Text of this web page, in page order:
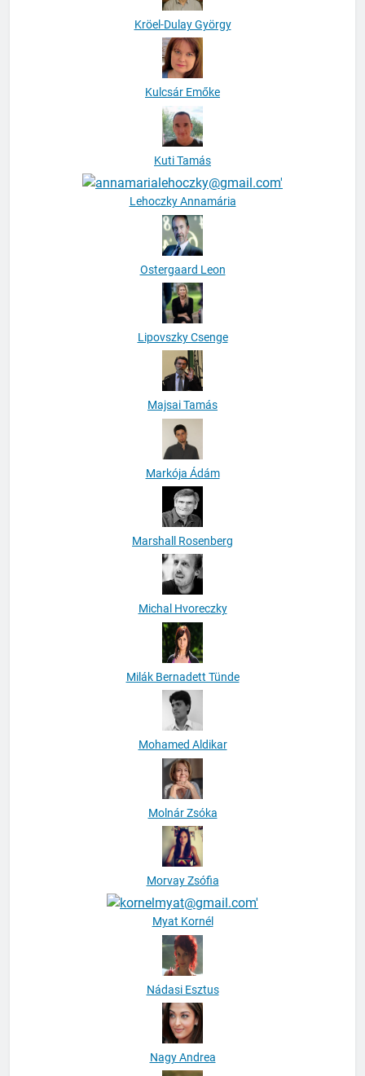
Kröel-Dulay György
Kulcsár Emőke
Kuti Tamás
Lehoczky Annamária
Ostergaard Leon
Lipovszky Csenge
Majsai Tamás
Markója Ádám
Marshall Rosenberg
Michal Hvoreczky
Milák Bernadett Tünde
Mohamed Aldikar
Molnár Zsóka
Morvay Zsófia
Myat Kornél
Nádasi Esztus
Nagy Andrea